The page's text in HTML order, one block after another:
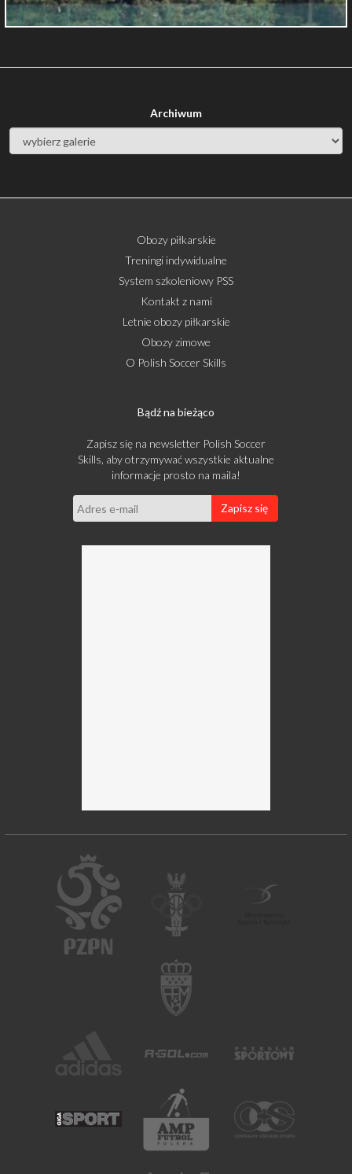
Archiwum
Obozy piłkarskie
Treningi indywidualne
System szkoleniowy PSS
Kontakt z nami
Letnie obozy piłkarskie
Obozy zimowe
O Polish Soccer Skills
Bądź na bieżąco
Zapisz się na newsletter Polish Soccer
Skills, aby otrzymywać wszystkie aktualne
informacje prosto na maila!
Zapisz się